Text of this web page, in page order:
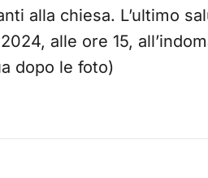
alla chiesa. L’ultimo
alle ore 15,
dopo le foto)